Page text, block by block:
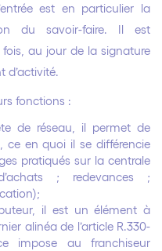
est en particulier la
du savoir-faire. Il est
au jour de la signature
d’activité.
fonctions :
de réseau, il permet de
ce en quoi il se différencie
pratiqués sur la centrale
; redevances ;
il est un élément à
alinéa de l’article R.330-
impose au franchiseur